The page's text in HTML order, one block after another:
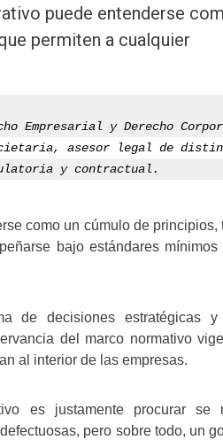
puede entenderse
permiten a cualquier
Empresarial y Derecho
asesor legal de
y contractual.
como un cúmulo de
bajo estándares
de decisiones estratégicas
del marco normativo
al interior de las empresas.
es justamente procurar se
pero sobre todo, un